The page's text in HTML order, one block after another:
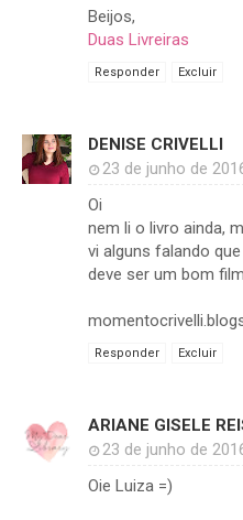
Beijos,
Duas Livreiras
Responder Excluir
DENISE CRIVELLI
23 de junho de
Oi
nem li o livro ainda,
vi alguns falando
deve ser um bom
Responder Excluir
ARIANE GISELE
23 de junho de
Oie Luiza =)